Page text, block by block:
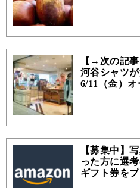
【→次の記事
河谷シャツ
6/11（金）オ
【募集中】
った方に選
ギフト券を